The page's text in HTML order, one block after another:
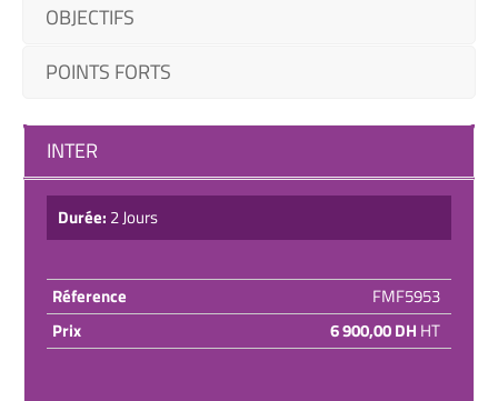
OBJECTIFS
POINTS FORTS
INTER
Durée: 2 Jours
Réference
FMF5953
Prix
6 900,00 DH HT